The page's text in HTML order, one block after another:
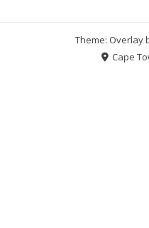
Theme: Overlay
Cape